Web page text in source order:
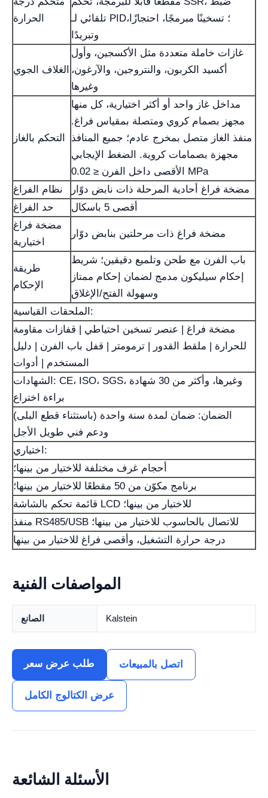
الحرارة
تلقائي لـ PID؛ تسخينًا مبرمجًا، احتجازًا،
وتبريدًا
الغلاف الجوي
غازات خاملة متعددة مثل الأكسجين، وأول
أكسيد الكربون، والنتروجين، والآرغون،
وغيرها
التحكم بالغاز
مداخل غاز واحد أو أكثر اختيارية، كل منها
مجهز بصمام كروي ومتصلة بمقياس فراغ.
منفذ الغاز متصل بمخرج عادم؛ جميع المنافذ
مجهزة بصمامات كروية. الضغط الإيجابي
الأقصى داخل الفرن ≤ 0.02 MPa
نظام الفراغ
مضخة فراغ أحادية المرحلة ذات نابض دوّار
حد الفراغ
أقصى 5 باسكال
مضخة فراغ
اختيارية
مضخة فراغ ذات مرحلتين بنابض دوّار
طريقة
الإحكام
باب الفرن مع طحن وتلميع دقيقين؛ شريط
إحكام سيليكون مدمج لضمان إحكام ممتاز
وسهولة الفتح/الإغلاق
الملحقات القياسية:
مضخة فراغ | عنصر تسخين احتياطي | قفازات مقاومة
للحرارة | ملقط القدور | ترمومتر | قفل باب الفرن | دليل
المستخدم | أدوات
الشهادات: CE، ISO، SGS، وغيرها، وأكثر من 30 شهادة
براءة اختراع
الضمان: ضمان لمدة سنة واحدة (باستثناء قطع البلى)
ودعم فني طويل الأجل
اختياري:
أحجام غرف مختلفة للاختيار من بينها؛
برنامج مكوّن من 50 مقطعًا للاختيار من بينها؛
قائمة تحكم بالشاشة LCD للاختيار من بينها؛
منفذ RS485/USB للاتصال بالحاسوب للاختيار من بينها؛
درجة حرارة التشغيل، وأقصى فراغ للاختيار من بينها
المواصفات الفنية
الصانع Kalstein
طلب عرض سعر اتصل بالمبيعات
عرض الكتالوج الكامل
الأسئلة الشائعة